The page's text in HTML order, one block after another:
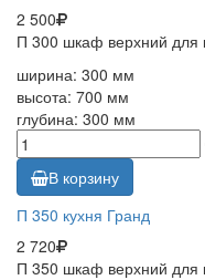
2 500
П 300 шкаф верхний для
ширина: 300 мм
высота: 700 мм
глубина: 300 мм
В корзину
П 350 кухня Гранд
2 720
П 350 шкаф верхний для